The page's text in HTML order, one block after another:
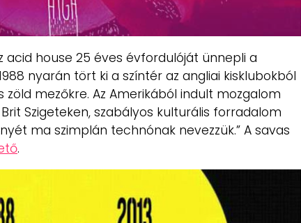
acid house 25 éves évfordulóját ünnepli a
nyarán tört ki a színtér az angliai kisklubokból
mezőkre. Az Amerikából indult mozgalom
Szigeteken, szabályos kulturális forradalom
ma szimplán technónak nevezzük.” A savas
.